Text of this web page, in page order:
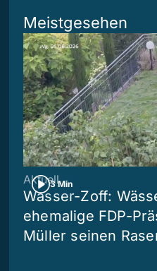
Meistgesehen
3 Min
Aktuell
Wasser-Zoff:
ehemalige FDP-
Müller seinen